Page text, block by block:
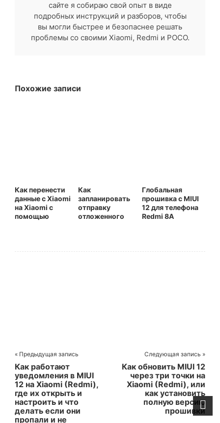
сайте я собираю свой опыт в виде
подробных инструкций и разборов, чтобы
вы могли быстрее и безопаснее решать
проблемы со своими Xiaomi, Redmi и POCO.
Похожие записи
Как перенести
данные с Xiaomi
на Xiaomi с
помощью
Как
запланировать
отправку
отложенного
Глобальная
прошивка с MIUI
12 для телефона
Redmi 8A
« Предыдущая запись
Как работают
уведомления в MIUI
12 на Xiaomi (Redmi),
где их открыть и
настроить и что
делать если они
пропали и не
Следующая запись »
Как обновить MIUI 12
через три точки на
Xiaomi (Redmi), или
как установить
полную версию
прошивки